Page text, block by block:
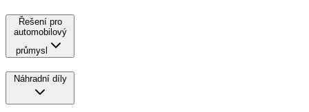
Řešení pro
automobilový
průmysl
Náhradní díly